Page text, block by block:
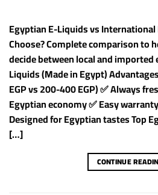
Egyptian E-Liquids vs
Choose? Complete comparison to
decide between local and
Liquids (Made in Egypt)
EGP vs 200-400 EGP) ✅ Always
Egyptian economy ✅ Easy
Designed for Egyptian tastes Top
[…]
CONTINUE